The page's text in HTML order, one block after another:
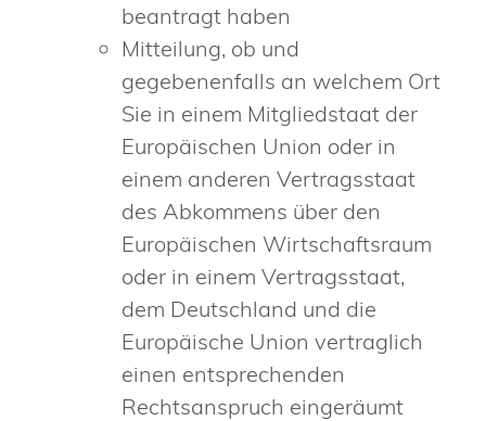
beantragt haben
Mitteilung, ob und
gegebenenfalls an welchem Ort
Sie in einem Mitgliedstaat der
Europäischen Union oder in
einem anderen Vertragsstaat
des Abkommens über den
Europäischen Wirtschaftsraum
oder in einem Vertragsstaat,
dem Deutschland und die
Europäische Union vertraglich
einen entsprechenden
Rechtsanspruch eingeräumt